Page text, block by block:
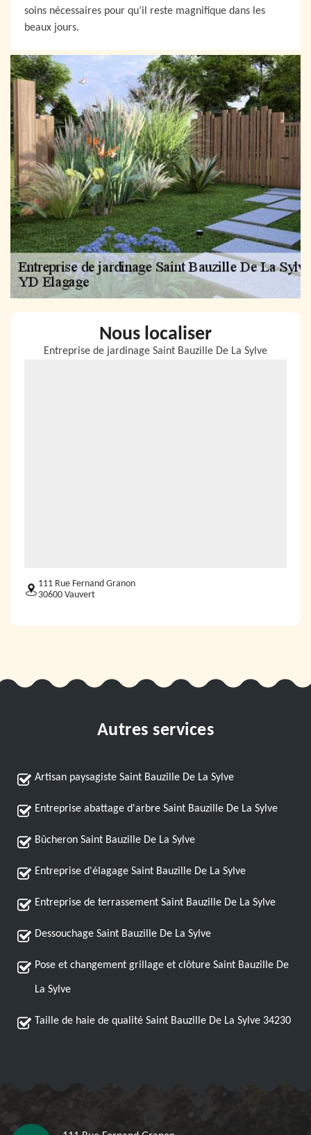
soins nécessaires pour qu’il reste magnifique dans les
beaux jours.
Nous localiser
Entreprise de jardinage Saint Bauzille De La Sylve
111 Rue Fernand Granon
30600 Vauvert
Autres services
Artisan paysagiste Saint Bauzille De La Sylve
Entreprise abattage d'arbre Saint Bauzille De La Sylve
Bûcheron Saint Bauzille De La Sylve
Entreprise d'élagage Saint Bauzille De La Sylve
Entreprise de terrassement Saint Bauzille De La Sylve
Dessouchage Saint Bauzille De La Sylve
Pose et changement grillage et clôture Saint Bauzille De
La Sylve
Taille de haie de qualité Saint Bauzille De La Sylve 34230